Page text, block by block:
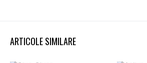
ARTICOLE SIMILARE